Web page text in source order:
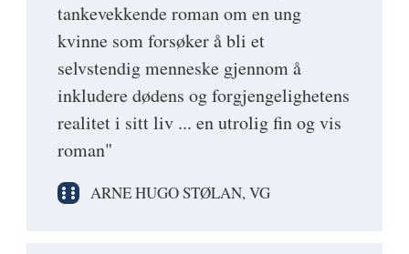
tankevekkende roman om en ung
kvinne som forsøker å bli et
selvstendig menneske gjennom å
inkludere dødens og forgjengelighetens
realitet i sitt liv ... en utrolig fin og vis
roman"
ARNE HUGO STØLAN, VG